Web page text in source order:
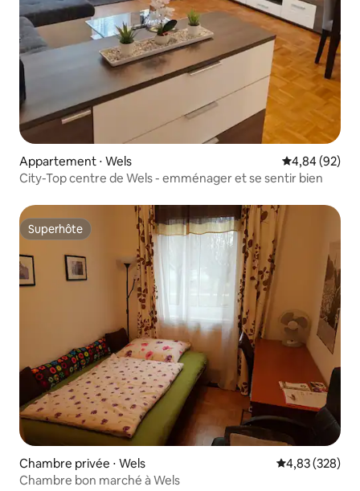
Appartement ⋅ Wels Évaluation
4,84 (92)
City-Top centre de Wels - emménager et se sentir bien
Superhôte
Superhôte
Chambre privée ⋅ Wels Évaluation
4,83 (328)
Chambre bon marché à Wels